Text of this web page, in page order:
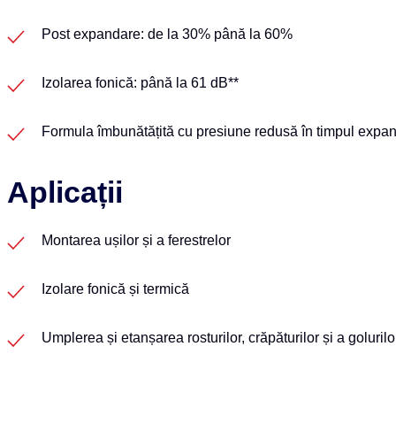
Post expandare: de la 30% până la 60%
Izolarea fonică: până la 61 dB**
Formula îmbunătățită cu presiune redusă în timpul
Aplicații
Montarea ușilor și a ferestrelor
Izolare fonică și termică
Umplerea și etanșarea rosturilor, crăpăturilor și a